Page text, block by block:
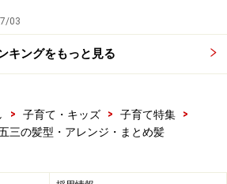
03
キングをもっと見る
> 子育て・キッズ > 子育て特集
>
三の髪型・アレンジ・まとめ髪